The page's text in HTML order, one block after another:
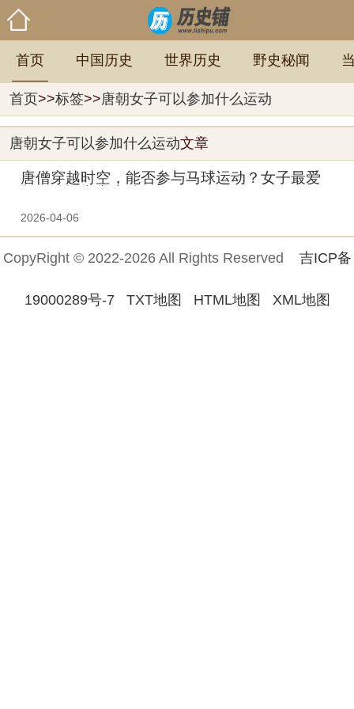
首页 中国历史 世界历史 野史秘闻
首页>>标签>>唐朝女子可以参加什么运动
唐朝女子可以参加什么运动文章
唐僧穿越时空，能否参与马球运动？女子最爱
2026-04-06
CopyRight © 2022-2026 All Rights Reserved 吉ICP备
19000289号-7 TXT地图 HTML地图 XML地图